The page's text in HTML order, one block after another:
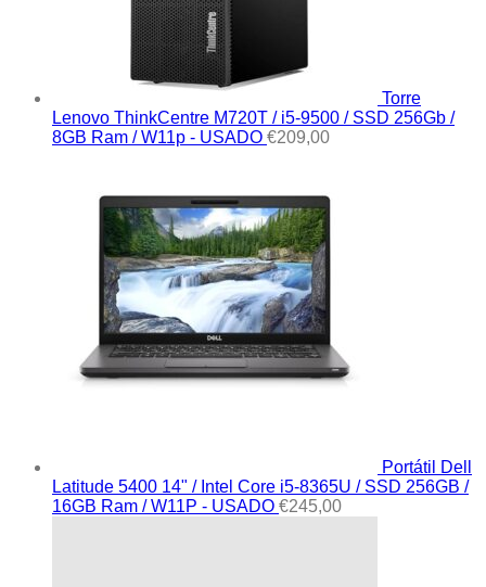
Torre
Lenovo ThinkCentre M720T / i5-9500 / SSD 256Gb /
8GB Ram / W11p - USADO €209,00
Portátil Dell
Latitude 5400 14" / Intel Core i5-8365U / SSD 256GB /
16GB Ram / W11P - USADO €245,00